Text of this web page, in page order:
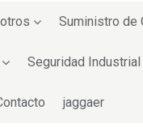
Suministro de
Seguridad Industrial
jaggaer